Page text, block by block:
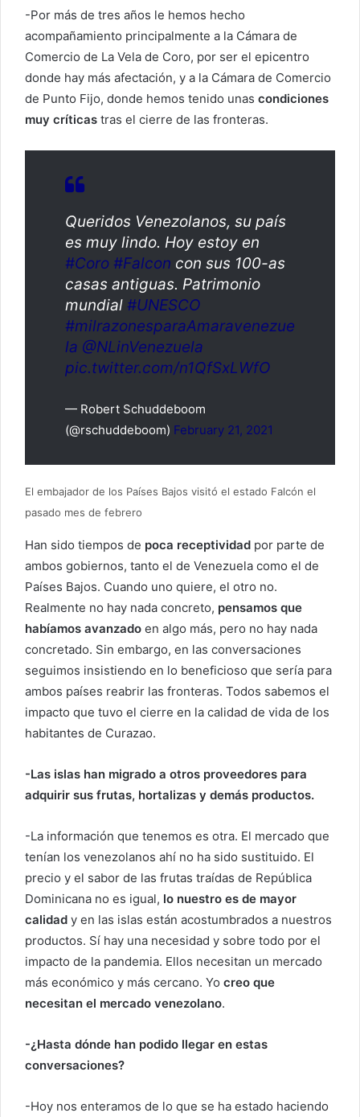
-Por más de tres años le hemos hecho
acompañamiento principalmente a la Cámara de
Comercio de La Vela de Coro, por ser el epicentro
donde hay más afectación, y a la Cámara de Comercio
de Punto Fijo, donde hemos tenido unas condiciones
muy críticas tras el cierre de las fronteras.
Queridos Venezolanos, su país
es muy lindo. Hoy estoy en
#Coro #Falcon con sus 100-as
casas antiguas. Patrimonio
mundial #UNESCO
#milrazonesparaAmaravenezue
la @NLinVenezuela
pic.twitter.com/n1QfSxLWfO
— Robert Schuddeboom
(@rschuddeboom) February 21, 2021
El embajador de los Países Bajos visitó el estado Falcón el
pasado mes de febrero
Han sido tiempos de poca receptividad por parte de
ambos gobiernos, tanto el de Venezuela como el de
Países Bajos. Cuando uno quiere, el otro no.
Realmente no hay nada concreto, pensamos que
habíamos avanzado en algo más, pero no hay nada
concretado. Sin embargo, en las conversaciones
seguimos insistiendo en lo beneficioso que sería para
ambos países reabrir las fronteras. Todos sabemos el
impacto que tuvo el cierre en la calidad de vida de los
habitantes de Curazao.
-Las islas han migrado a otros proveedores para
adquirir sus frutas, hortalizas y demás productos.
-La información que tenemos es otra. El mercado que
tenían los venezolanos ahí no ha sido sustituido. El
precio y el sabor de las frutas traídas de República
Dominicana no es igual, lo nuestro es de mayor
calidad y en las islas están acostumbrados a nuestros
productos. Sí hay una necesidad y sobre todo por el
impacto de la pandemia. Ellos necesitan un mercado
más económico y más cercano. Yo creo que
necesitan el mercado venezolano.
-¿Hasta dónde han podido llegar en estas
conversaciones?
-Hoy nos enteramos de lo que se ha estado haciendo